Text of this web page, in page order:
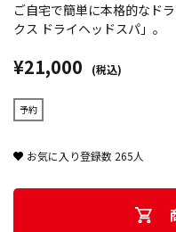
ご自宅で簡単に本格的なド
クス ドライヘッドスパ」。
¥21,000 (税込)
予約
お気に入り登録数 265人